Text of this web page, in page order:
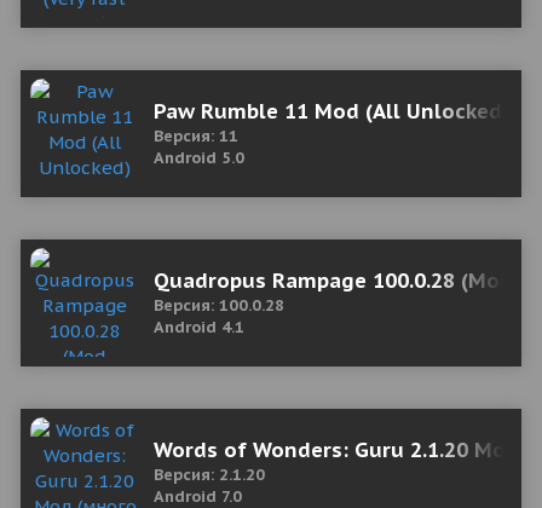
Paw Rumble 11 Mod (All Unlocked)
Версия: 11
Android 5.0
Quadropus Rampage 100.0.28 (Mod
Версия: 100.0.28
Android 4.1
Words of Wonders: Guru 2.1.20 Мод
Версия: 2.1.20
Android 7.0